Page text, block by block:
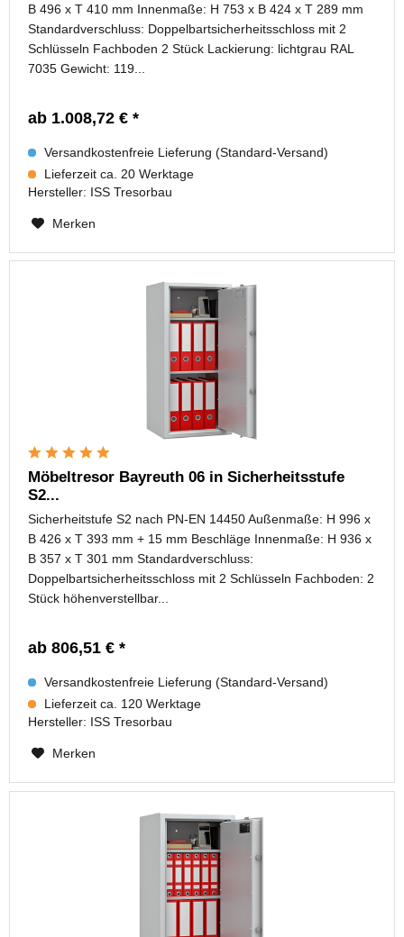
B 496 x T 410 mm Innenmaße: H 753 x B 424 x T 289 mm
Standardverschluss: Doppelbartsicherheitsschloss mit 2
Schlüsseln Fachboden 2 Stück Lackierung: lichtgrau RAL
7035 Gewicht: 119...
ab 1.008,72 € *
Versandkostenfreie Lieferung (Standard-Versand)
Lieferzeit ca. 20 Werktage
Hersteller: ISS Tresorbau
Merken
Möbeltresor Bayreuth 06 in Sicherheitsstufe
S2...
Sicherheitstufe S2 nach PN-EN 14450 Außenmaße: H 996 x
B 426 x T 393 mm + 15 mm Beschläge Innenmaße: H 936 x
B 357 x T 301 mm Standardverschluss:
Doppelbartsicherheitsschloss mit 2 Schlüsseln Fachboden: 2
Stück höhenverstellbar...
ab 806,51 € *
Versandkostenfreie Lieferung (Standard-Versand)
Lieferzeit ca. 120 Werktage
Hersteller: ISS Tresorbau
Merken